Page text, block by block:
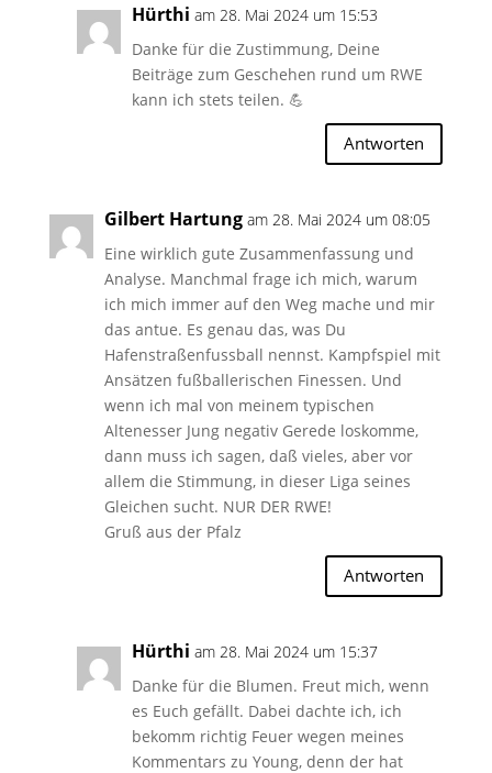
Hürthi am 28. Mai 2024 um 15:53
Danke für die Zustimmung, Deine
Beiträge zum Geschehen rund um RWE
kann ich stets teilen. 💪
Antworten
Gilbert Hartung am 28. Mai 2024 um 08:05
Eine wirklich gute Zusammenfassung und
Analyse. Manchmal frage ich mich, warum
ich mich immer auf den Weg mache und mir
das antue. Es genau das, was Du
Hafenstraßenfussball nennst. Kampfspiel mit
Ansätzen fußballerischen Finessen. Und
wenn ich mal von meinem typischen
Altenesser Jung negativ Gerede loskomme,
dann muss ich sagen, daß vieles, aber vor
allem die Stimmung, in dieser Liga seines
Gleichen sucht. NUR DER RWE!
Gruß aus der Pfalz
Antworten
Hürthi am 28. Mai 2024 um 15:37
Danke für die Blumen. Freut mich, wenn
es Euch gefällt. Dabei dachte ich, ich
bekomm richtig Feuer wegen meines
Kommentars zu Young, denn der hat